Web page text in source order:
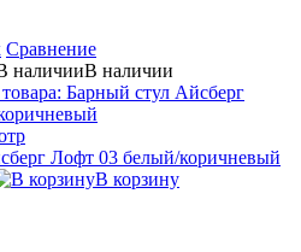
Сравнение
В наличии
Лофт 03 белый/коричневый
В корзину